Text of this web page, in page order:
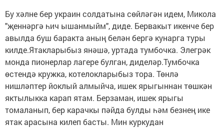
Бу хәлне бер украин солдатына сөйләгән идем, Микола
"җеннәргә һич ышанмыйм", диде. Бервакыт икенче бер
авылда буш баракта аның белән бергә кунарга туры
килде.Ятакларыбыз янәшә, уртада тумбочка. Элегрәк
монда пионерлар лагере булган, диделәр.Тумбочка
өстендә кружка, котелокларыбыз тора. Төнлә
нишләптер йоклый алмыйча, ишек ярыгыннан төшкән
яктылыкка карап ятам. Берзаман, ишек ярыгы
томаланып, бер карачкы пәйда булды һәм безнең ике
ятак арасына килеп басты. Мин куркудан